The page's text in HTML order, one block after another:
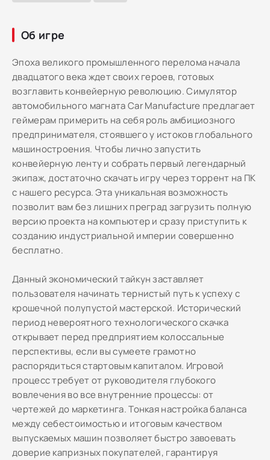
Об игре
Эпоха великого промышленного перелома начала
двадцатого века ждет своих героев, готовых
возглавить конвейерную революцию. Симулятор
автомобильного магната Car Manufacture предлагает
геймерам примерить на себя роль амбициозного
предпринимателя, стоявшего у истоков глобального
машиностроения. Чтобы лично запустить
конвейерную ленту и собрать первый легендарный
экипаж, достаточно скачать игру через торрент на ПК
с нашего ресурса. Эта уникальная возможность
позволит вам без лишних преград загрузить полную
версию проекта на компьютер и сразу приступить к
созданию индустриальной империи совершенно
бесплатно.
Данный экономический тайкун заставляет
пользователя начинать тернистый путь к успеху с
крошечной полупустой мастерской. Исторический
период невероятного технологического скачка
открывает перед предприятием колоссальные
перспективы, если вы сумеете грамотно
распорядиться стартовым капиталом. Игровой
процесс требует от руководителя глубокого
вовлечения во все внутренние процессы: от
чертежей до маркетинга. Тонкая настройка баланса
между себестоимостью и итоговым качеством
выпускаемых машин позволяет быстро завоевать
доверие капризных покупателей, гарантируя